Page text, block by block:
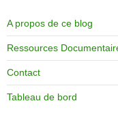
A propos de ce blog
Ressources
Contact
Tableau de bord